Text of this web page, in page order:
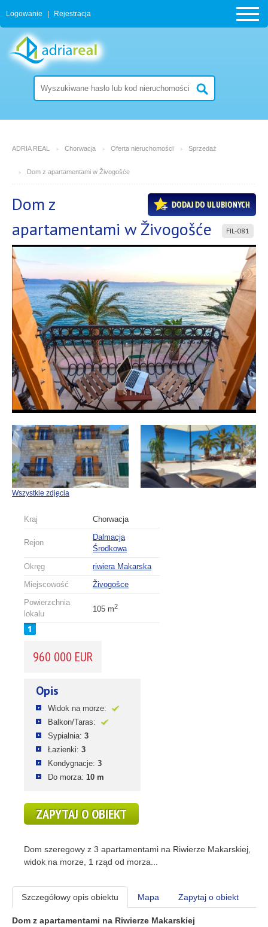
Logowanie Rejestracja
ADRIA REAL Chorwacja Oferta nieruchomości Sprzedaż
Dom z apartamentami w Živogošće
DODAJ DO ULUBIONYCH
Dom z
apartamentami w Živogošće
FIL-081
Wszystkie zdjęcia
Kraj Chorwacja
Rejon
Dalmacja
Środkowa
Okręg
riwiera Makarska
Miejscowość
Živogošce
Powierzchnia
lokalu
105 m2
960 000 EUR
Opis
Widok na morze:
Balkon/Taras:
Sypialnia: 3
Łazienki: 3
Kondygnacje: 3
Do morza: 10 m
ZAPYTAJ O OBIEKT
Dom szeregowy z 3 apartamentami na Riwierze Makarskiej,
widok na morze, 1 rząd od morza...
Szczegółowy opis obiektu Mapa Zapytaj o obiekt
Dom z apartamentami na Riwierze Makarskiej